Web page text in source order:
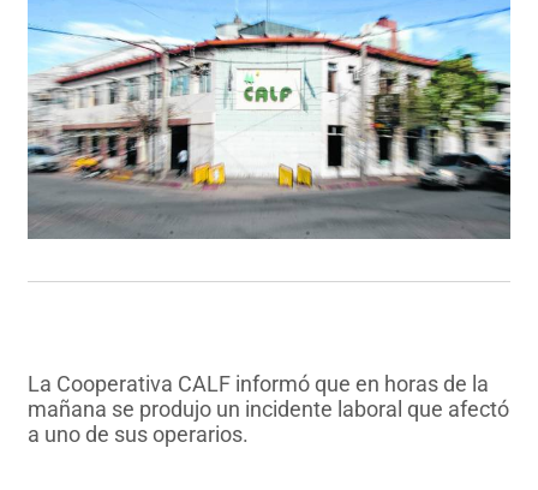
La Cooperativa CALF informó que en horas de la
mañana se produjo un incidente laboral que afectó
a uno de sus operarios.